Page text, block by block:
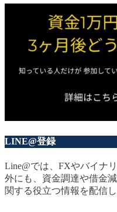
LINE@登録
Line@では、FXやバイナ
外にも、資金調達や借金
関する役立つ情報を配信し